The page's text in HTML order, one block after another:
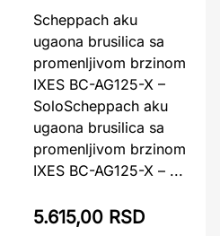
Scheppach aku
ugaona brusilica sa
promenljivom brzinom
IXES BC-AG125-X –
SoloScheppach aku
ugaona brusilica sa
promenljivom brzinom
IXES BC-AG125-X – ...
5.615,00 RSD